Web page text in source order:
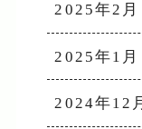
2025年2月
2025年1月
2024年12月